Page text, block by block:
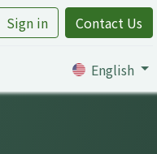
Sign in Contact Us
English